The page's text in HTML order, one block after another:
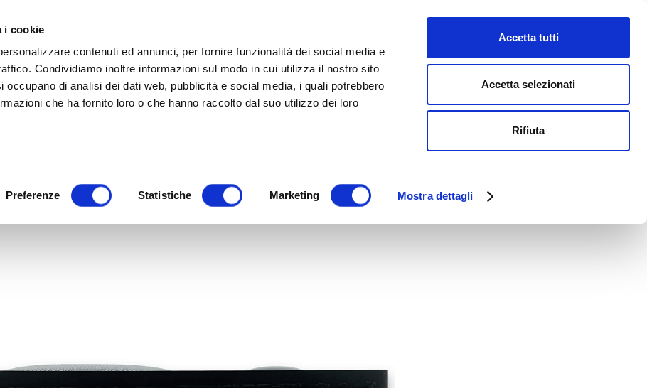
i cookie
contenuti ed annunci, per fornire funzionalità dei social media e
Condividiamo inoltre informazioni sul modo in cui utilizza il nostro sito
occupano di analisi dei dati web, pubblicità e social media, i quali potrebbero
che ha fornito loro o che hanno raccolto dal suo utilizzo dei loro
Preferenze Statistiche Marketing Mostra dettagli
Accetta tutti
Accetta selezionati
Rifiuta
PRODUCTS